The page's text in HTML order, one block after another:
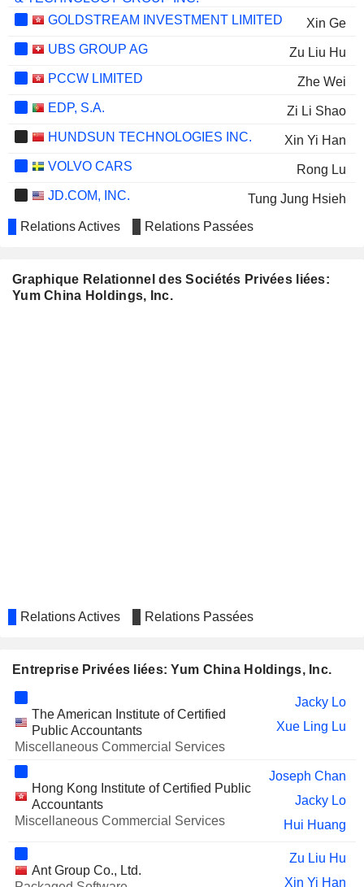
GOLDSTREAM INVESTMENT LIMITED
Xin Ge
UBS GROUP AG
Zu Liu Hu
PCCW LIMITED
Zhe Wei
EDP, S.A.
Zi Li Shao
HUNDSUN TECHNOLOGIES INC.
Xin Yi Han
VOLVO CARS
Rong Lu
JD.COM, INC.
Tung Jung Hsieh
BEST FOOD HOLDING COMPANY
JNBY DESIGN LIMITED
CATERING MANAGEMENT CO., LTD.
DINGDONG (CAYMAN)
LIMITED
ZJLD GROUP INC Ching-Shuan Huang
Relations Actives Relations Passées
Graphique Relationnel des Sociétés Privées liées:
Yum China Holdings, Inc.
Relations Actives Relations Passées
Entreprise Privées liées: Yum China Holdings, Inc.
The American Institute of Certified
Public Accountants
Miscellaneous Commercial Services
Jacky Lo
Xue Ling Lu
Hong Kong Institute of Certified Public
Accountants
Miscellaneous Commercial Services
Joseph Chan
Jacky Lo
Hui Huang
Ant Group Co., Ltd.
Zu Liu Hu
Xin Yi Han